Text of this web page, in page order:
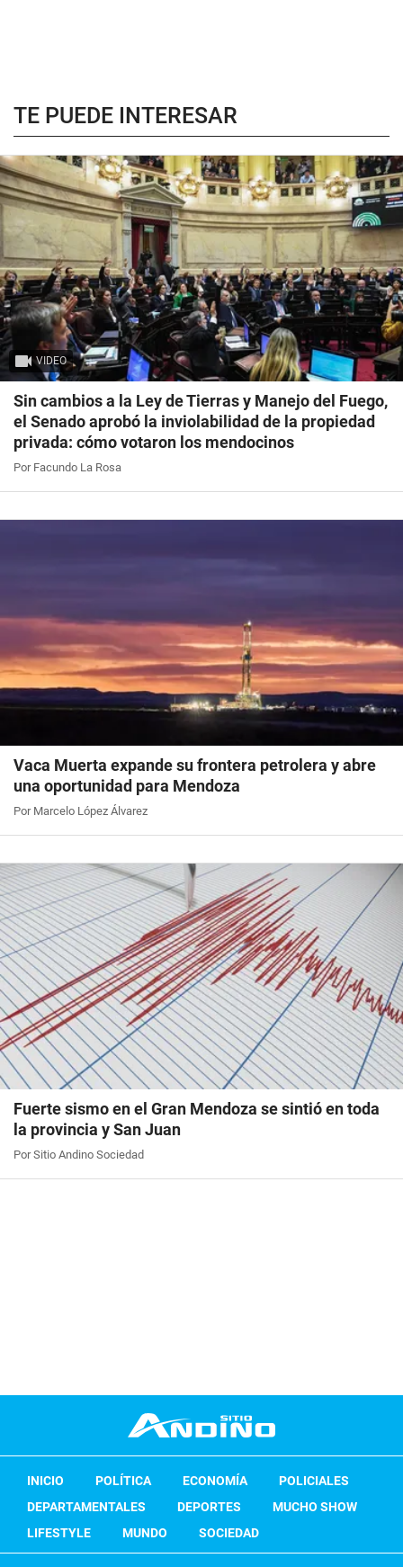
TE PUEDE INTERESAR
VIDEO
Sin cambios a la Ley de Tierras y Manejo del Fuego,
el Senado aprobó la inviolabilidad de la propiedad
privada: cómo votaron los mendocinos
Por Facundo La Rosa
Vaca Muerta expande su frontera petrolera y abre
una oportunidad para Mendoza
Por Marcelo López Álvarez
Fuerte sismo en el Gran Mendoza se sintió en toda
la provincia y San Juan
Por Sitio Andino Sociedad
INICIO POLÍTICA ECONOMÍA
POLICIALES
DEPARTAMENTALES
DEPORTES
MUCHO SHOW
LIFESTYLE
MUNDO SOCIEDAD